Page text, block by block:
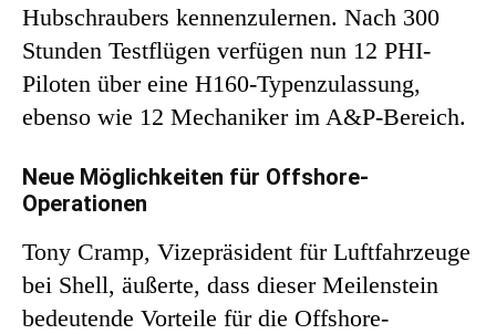
Hubschraubers kennenzulernen. Nach 300
Stunden Testflügen verfügen nun 12 PHI-
Piloten über eine H160-Typenzulassung,
ebenso wie 12 Mechaniker im A&P-Bereich.
Neue Möglichkeiten für Offshore-
Operationen
Tony Cramp, Vizepräsident für Luftfahrzeuge
bei Shell, äußerte, dass dieser Meilenstein
bedeutende Vorteile für die Offshore-